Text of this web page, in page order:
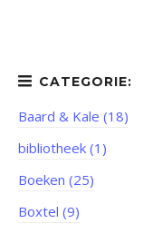
Baard & Kale (18)
bibliotheek (1)
Boeken (25)
Boxtel (9)